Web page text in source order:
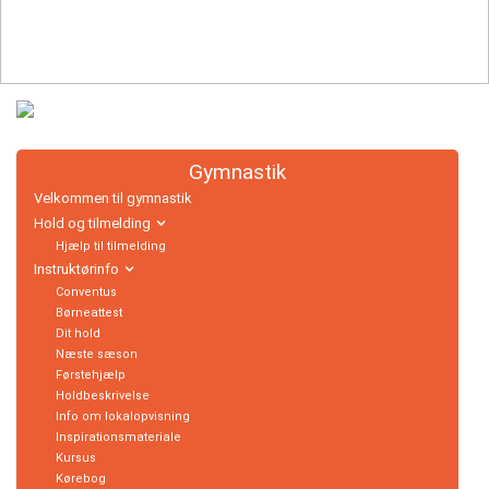
Løb
Motionscykling
Orienteringsløb
ski
Padel
tennis
Gymnastik
Velkommen til gymnastik
Hold og tilmelding
Hjælp til tilmelding
Instruktørinfo
Conventus
Børneattest
Dit hold
Næste sæson
Førstehjælp
Holdbeskrivelse
Info om lokalopvisning
Inspirationsmateriale
Kursus
Kørebog